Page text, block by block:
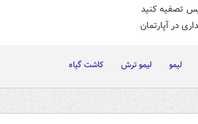
تصفیه کنید
در آپارتمان
لیمو لیمو ترش کاشت گیاه